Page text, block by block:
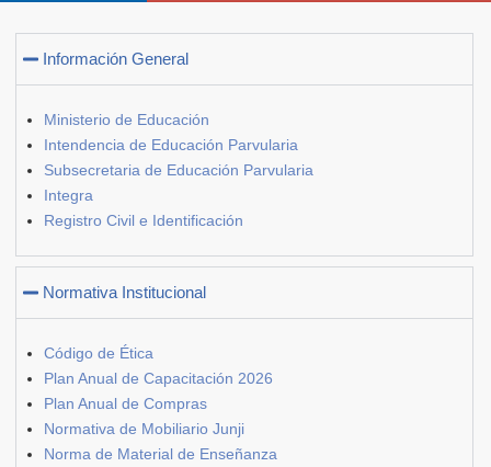
Información General
Ministerio de Educación
Intendencia de Educación Parvularia
Subsecretaria de Educación Parvularia
Integra
Registro Civil e Identificación
Normativa Institucional
Código de Ética
Plan Anual de Capacitación 2026
Plan Anual de Compras
Normativa de Mobiliario Junji
Norma de Material de Enseñanza